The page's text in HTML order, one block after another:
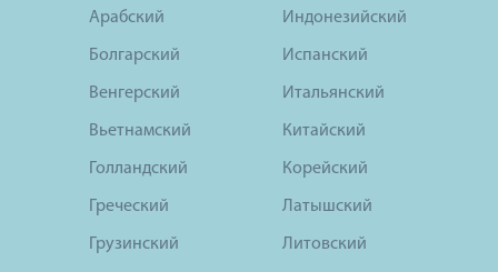
Арабский
Болгарский
Венгерский
Вьетнамский
Голландский
Греческий
Грузинский
Индонезийский
Испанский
Итальянский
Китайский
Корейский
Латышский
Литовский